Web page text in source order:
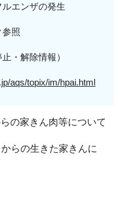
ンザの発生
照
・解除情報）
aqs/topix/im/hpai.html
の家きん肉等について
らの生きた家きんに